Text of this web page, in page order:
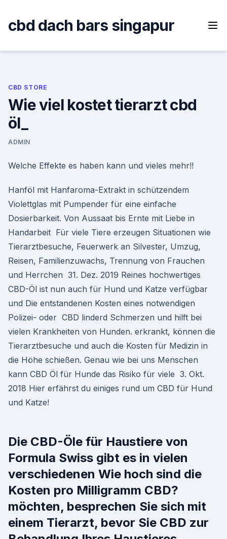
content
cbd dach bars singapur
CBD STORE
Wie viel kostet tierarzt cbd
öl_
ADMIN
Welche Effekte es haben kann und vieles mehr!!
Hanföl mit Hanfaroma-Extrakt in schützendem
Violettglas mit Pumpender für eine einfache
Dosierbarkeit. Von Aussaat bis Ernte mit Liebe in
Handarbeit Für viele Tiere erzeugen Situationen wie
Tierarztbesuche, Feuerwerk an Silvester, Umzug,
Reisen, Familienzuwachs, Trennung von Frauchen
und Herrchen 31. Dez. 2019 Reines hochwertiges
CBD-Öl ist nun auch für Hund und Katze verfügbar
und Die entstandenen Kosten eines notwendigen
Polizei- oder CBD linderd Schmerzen und hilft bei
vielen Krankheiten von Hunden. erkrankt, können die
Tierarztbesuche und auch die Kosten für Medizin in
die Höhe schießen. Genau wie bei uns Menschen
kann CBD Öl für Hunde das Risiko für viele 3. Okt.
2018 Hier erfährst du einiges rund um CBD für Hund
und Katze!
Die CBD-Öle für Haustiere von
Formula Swiss gibt es in vielen
verschiedenen Wie hoch sind die
Kosten pro Milligramm CBD?
möchten, besprechen Sie sich mit
einem Tierarzt, bevor Sie CBD zur